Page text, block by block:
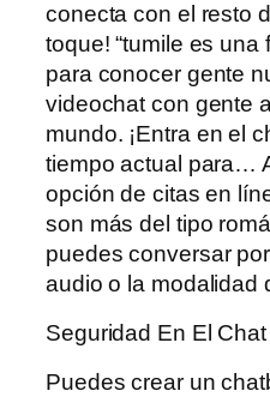
conecta con el resto
toque! “tumile es
para conocer gente
videochat con gente
mundo. ¡Entra en el
tiempo actual para…
opción de citas en
son más del tipo
puedes conversar
audio o la modalidad
Seguridad En El Chat
Puedes crear un